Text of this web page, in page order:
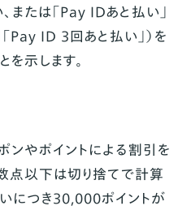
または「Pay IDあと払い」
Pay ID 3回あと払い」）を
示します。
ンやポイントによる割引を
点以下は切り捨てで計算
につき30,000ポイントが